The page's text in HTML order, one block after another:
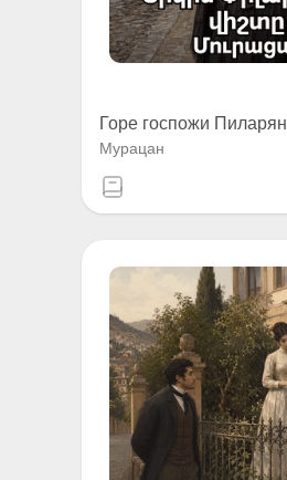
Горе госпожи Пиларян
Мурацан